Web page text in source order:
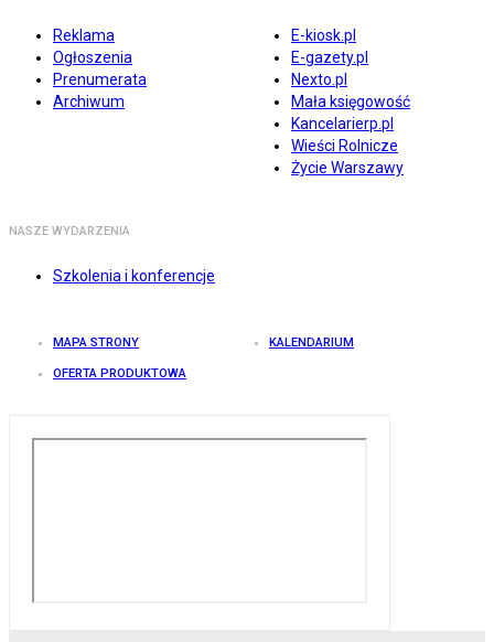
Reklama
Ogłoszenia
Prenumerata
Archiwum
E-kiosk.pl
E-gazety.pl
Nexto.pl
Mała księgowość
Kancelarierp.pl
Wieści Rolnicze
Życie Warszawy
NASZE WYDARZENIA
Szkolenia i konferencje
MAPA STRONY KALENDARIUM
OFERTA PRODUKTOWA